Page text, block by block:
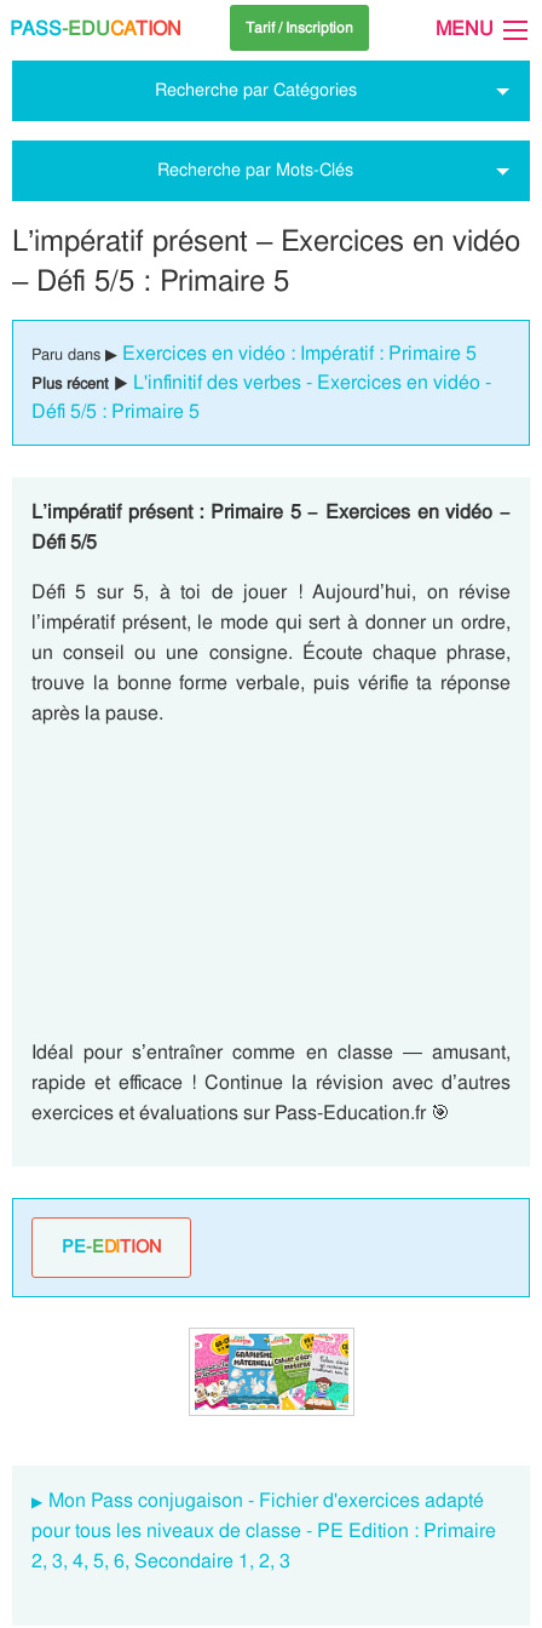
PASS-EDUCATION Tarif / Inscription MENU
Recherche par Catégories
Recherche par Mots-Clés
L’impératif présent – Exercices en vidéo
– Défi 5/5 : Primaire 5
Paru dans ▶ Exercices en vidéo : Impératif : Primaire 5
Plus récent ▶ L'infinitif des verbes - Exercices en vidéo -
Défi 5/5 : Primaire 5
L’impératif présent : Primaire 5 – Exercices en vidéo –
Défi 5/5
Défi 5 sur 5, à toi de jouer ! Aujourd’hui, on révise
l’impératif présent, le mode qui sert à donner un ordre,
un conseil ou une consigne. Écoute chaque phrase,
trouve la bonne forme verbale, puis vérifie ta réponse
après la pause.
Idéal pour s’entraîner comme en classe — amusant,
rapide et efficace ! Continue la révision avec d’autres
exercices et évaluations sur Pass-Education.fr 🎯
PE-EDITION
Mon Pass conjugaison - Fichier d'exercices adapté
pour tous les niveaux de classe - PE Edition : Primaire
2, 3, 4, 5, 6, Secondaire 1, 2, 3